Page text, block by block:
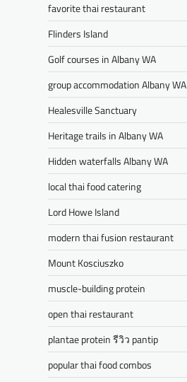
favorite thai restaurant
Flinders Island
Golf courses in Albany WA
group accommodation Albany WA
Healesville Sanctuary
Heritage trails in Albany WA
Hidden waterfalls Albany WA
local thai food catering
Lord Howe Island
modern thai fusion restaurant
Mount Kosciuszko
muscle-building protein
open thai restaurant
plantae protein รีวิว pantip
popular thai food combos